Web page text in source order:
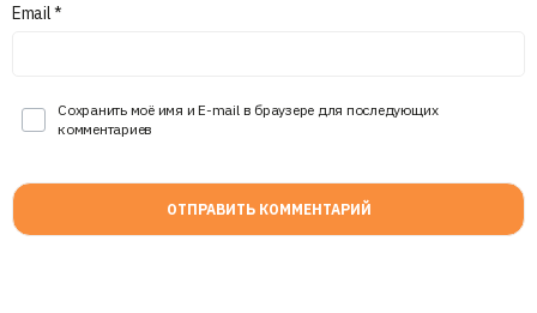
Email*
Сохранить моё имя и E-mail в браузере для последующих
комментариев